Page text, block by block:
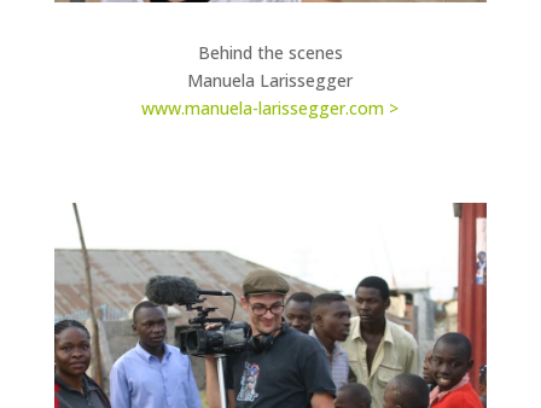
Behind the scenes
Manuela Larissegger
www.manuela-larissegger.com >